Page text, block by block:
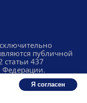
публичной
статьи 437
Федерации.
Я согласен